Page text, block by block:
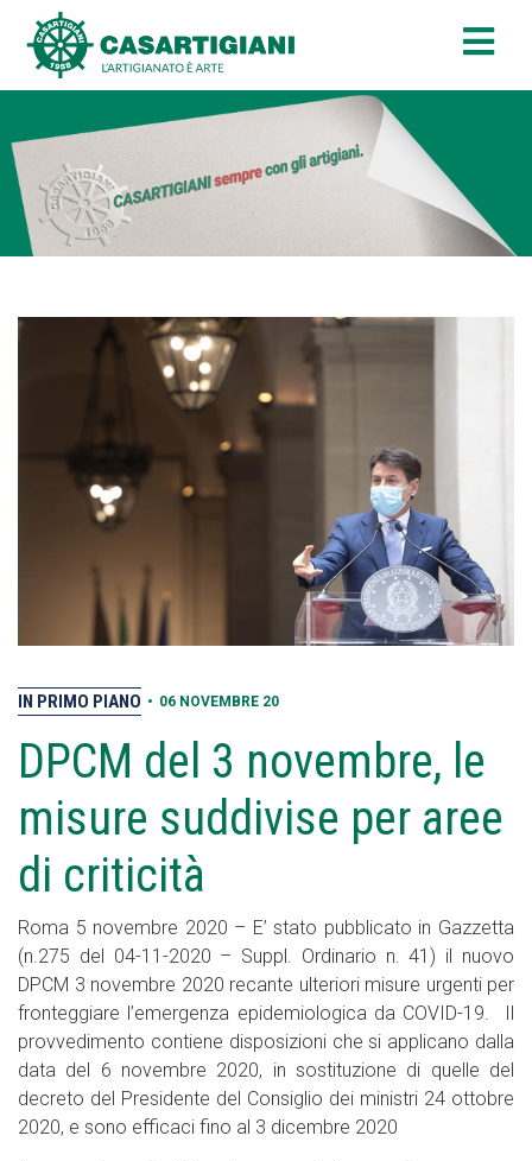
IN PRIMO PIANO • 06 NOVEMBRE 20
DPCM del 3 novembre, le
misure suddivise per aree
di criticità
Roma 5 novembre 2020 – E’ stato pubblicato in Gazzetta
(n.275 del 04-11-2020 – Suppl. Ordinario n. 41) il nuovo
DPCM 3 novembre 2020 recante ulteriori misure urgenti per
fronteggiare l’emergenza epidemiologica da COVID-19. Il
provvedimento contiene disposizioni che si applicano dalla
data del 6 novembre 2020, in sostituzione di quelle del
decreto del Presidente del Consiglio dei ministri 24 ottobre
2020, e sono efficaci fino al 3 dicembre 2020